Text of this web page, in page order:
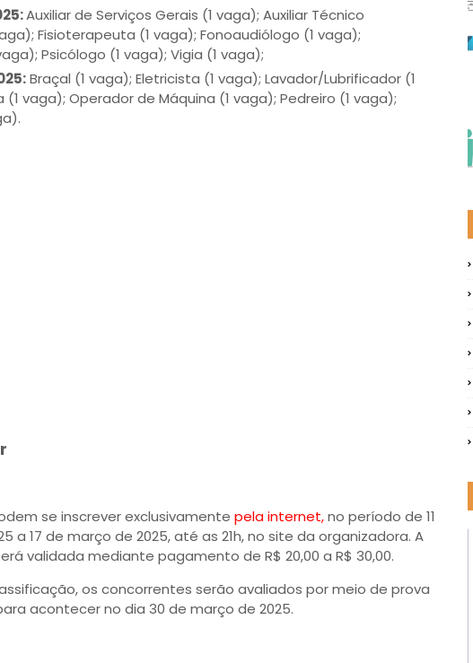
Auxiliar de Serviços Gerais (1 vaga); Auxiliar Técnico
Fisioterapeuta (1 vaga); Fonoaudiólogo (1 vaga);
Psicólogo (1 vaga); Vigia (1 vaga);
Braçal (1 vaga); Eletricista (1 vaga); Lavador/Lubrificador (1
vaga); Operador de Máquina (1 vaga); Pedreiro (1 vaga);
se inscrever exclusivamente pela internet,no período de 11
a 17 de março de 2025, até as 21h, no site da organizadora. A
validada mediante pagamento de R$ 20,00 a R$ 30,00.
os concorrentes serão avaliados por meio de prova
acontecer no dia 30 de março de 2025.